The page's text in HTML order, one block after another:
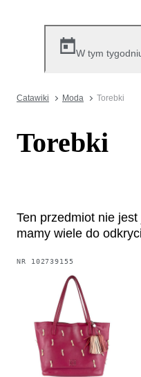
W tym
Catawiki Moda Torebki
Torebki
Ten przedmiot nie
mamy wiele do
NR 102739155